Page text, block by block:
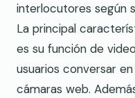
interlocutores según
La principal
es su función de
usuarios conversar
cámaras web.